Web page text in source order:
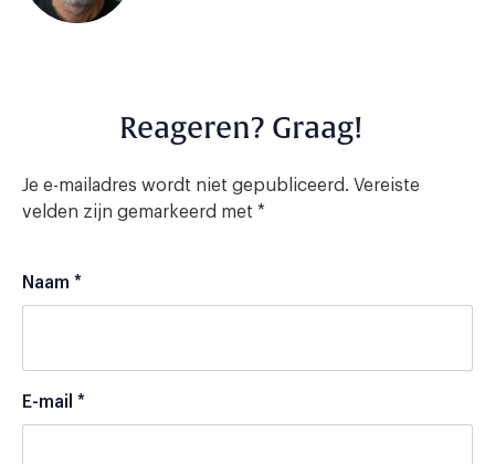
Reageren? Graag!
Je e-mailadres wordt niet gepubliceerd. Vereiste
velden zijn gemarkeerd met *
Naam *
E-mail *